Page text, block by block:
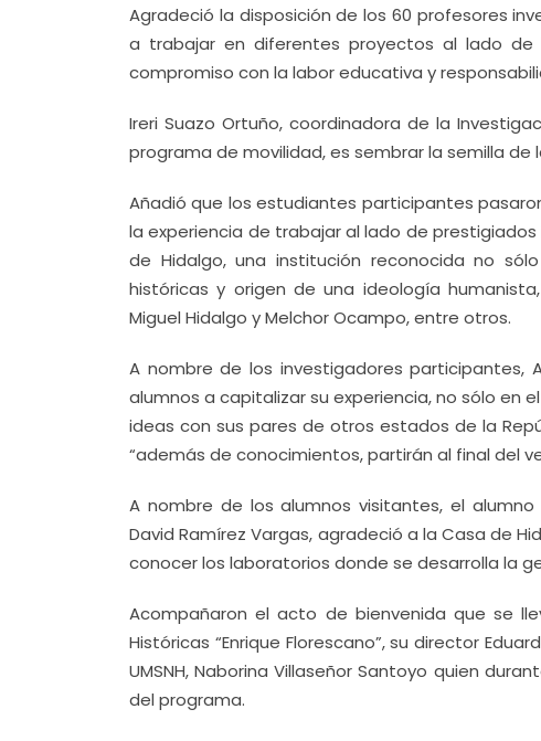
Agradeció la disposición de los 60 profesores
a trabajar en diferentes proyectos al lado de
compromiso con la labor educativa y
Ireri Suazo Ortuño, coordinadora de la
programa de movilidad, es sembrar la semilla
Añadió que los estudiantes participantes
la experiencia de trabajar al lado de
de Hidalgo, una institución reconocida no
históricas y origen de una ideología
Miguel Hidalgo y Melchor Ocampo, entre otros.
A nombre de los investigadores participantes,
alumnos a capitalizar su experiencia, no sólo
ideas con sus pares de otros estados de la
“además de conocimientos, partirán al final del
A nombre de los alumnos visitantes, el
David Ramírez Vargas, agradeció a la Casa de
conocer los laboratorios donde se desarrolla la
Acompañaron el acto de bienvenida que se
Históricas “Enrique Florescano”, su director
UMSNH, Naborina Villaseñor Santoyo quien
del programa.